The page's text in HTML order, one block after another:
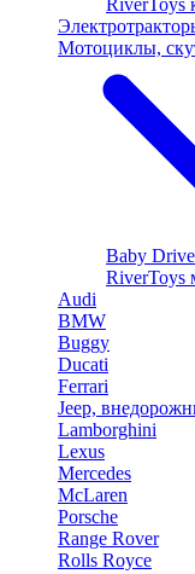
RiverToys
Мотоциклы,
Baby
RiverToys
Audi
BMW
Buggy
Ducati
Ferrari
Jeep,
Lamborghini
Lexus
Mercedes
McLaren
Porsche
Range Rover
Rolls Royce